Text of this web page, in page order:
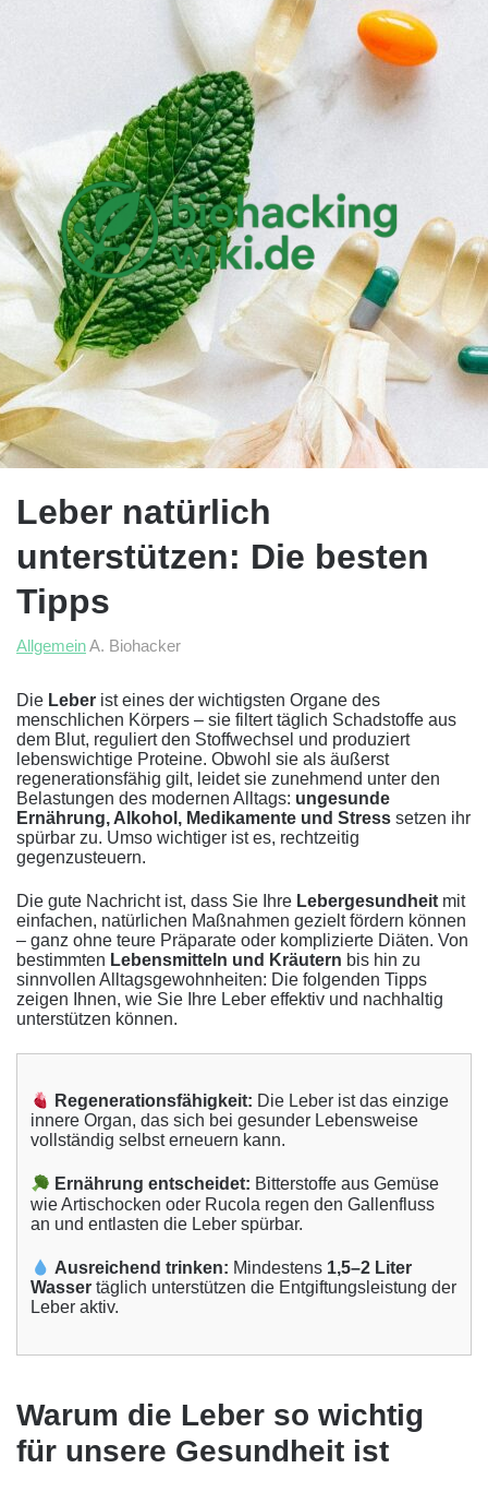
Leber natürlich
unterstützen: Die besten
Tipps
AllgemeinA. Biohacker
Die Leber ist eines der wichtigsten Organe des
menschlichen Körpers – sie filtert täglich Schadstoffe aus
dem Blut, reguliert den Stoffwechsel und produziert
lebenswichtige Proteine. Obwohl sie als äußerst
regenerationsfähig gilt, leidet sie zunehmend unter den
Belastungen des modernen Alltags: ungesunde
Ernährung, Alkohol, Medikamente und Stress setzen ihr
spürbar zu. Umso wichtiger ist es, rechtzeitig
gegenzusteuern.
Die gute Nachricht ist, dass Sie Ihre Lebergesundheit mit
einfachen, natürlichen Maßnahmen gezielt fördern können
– ganz ohne teure Präparate oder komplizierte Diäten. Von
bestimmten Lebensmitteln und Kräutern bis hin zu
sinnvollen Alltagsgewohnheiten: Die folgenden Tipps
zeigen Ihnen, wie Sie Ihre Leber effektiv und nachhaltig
unterstützen können.
Regenerationsfähigkeit: Die Leber ist das einzige
innere Organ, das sich bei gesunder Lebensweise
vollständig selbst erneuern kann.
Ernährung entscheidet: Bitterstoffe aus Gemüse
wie Artischocken oder Rucola regen den Gallenfluss
an und entlasten die Leber spürbar.
Ausreichend trinken: Mindestens 1,5–2 Liter
Wasser täglich unterstützen die Entgiftungsleistung der
Leber aktiv.
Warum die Leber so wichtig
für unsere Gesundheit ist